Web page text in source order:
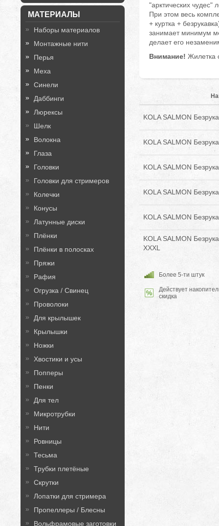
МАТЕРИАЛЫ
Наборы материалов
Монтажные нити
Перья
Меха
Синели
Даббинги
Люрексы
Шелк
Волокна
Глаза
Головки
Головки для стримеров
Колечки
Конусы
Латунные диски
Плёнки
Плёнки в полосках
Пряжи
Рафия
Огрузка / Свинец
Проволоки
Для крылышек
Крылышки
Ножки
Хвостики и усы
Попперы
Пенки
Для тел
Микротрубки
Нити
Ровницы
Тесьма
Трубки плетёные
Скрутки
Лопатки для стримера
Пропеллеры / Блесны
Вольфрамовые заготовки
"арктических
При этом весь
+ куртка +
занимает минимум
делает его
Внимание! Жилетка
KOLA SALMON
KOLA SALMON
KOLA SALMON
KOLA SALMON
KOLA SALMON
KOLA SALMON
XXXL
Более 5-ти штук
Действует
скидка